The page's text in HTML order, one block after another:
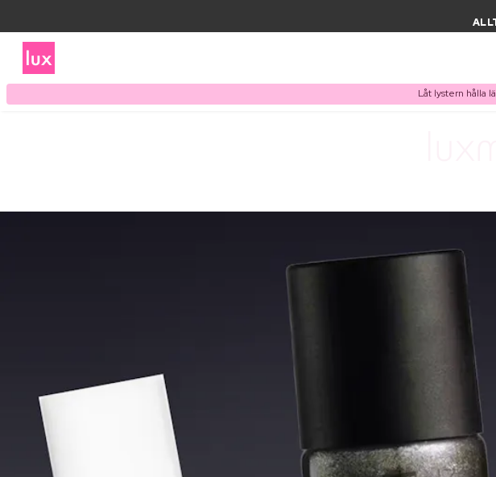
Låt lystern hålla